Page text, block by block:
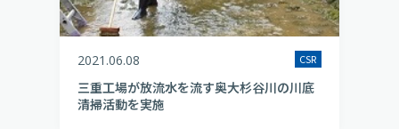
2021.06.08 CSR
三重工場が放流水を流す奥大杉谷川の川底
清掃活動を実施